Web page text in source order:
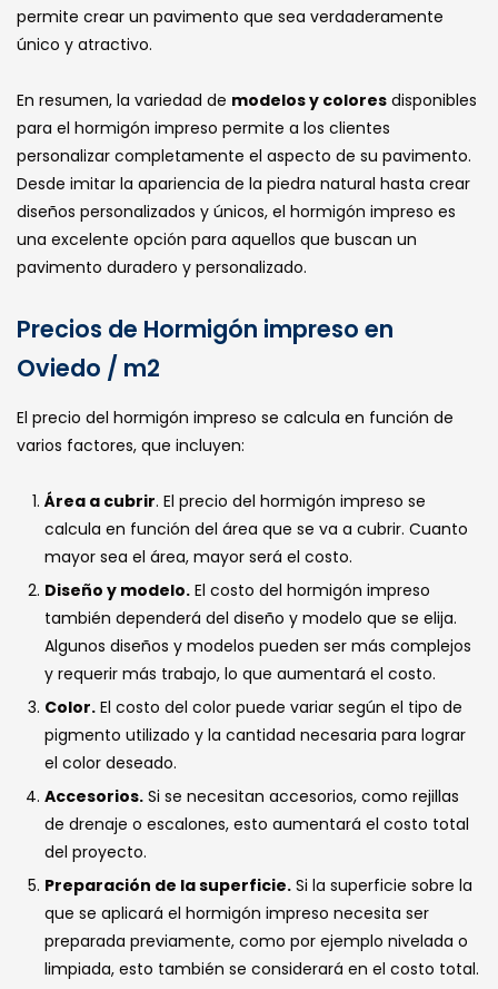
permite crear un pavimento que sea verdaderamente
único y atractivo.
En resumen, la variedad de modelos y colores disponibles
para el hormigón impreso permite a los clientes
personalizar completamente el aspecto de su pavimento.
Desde imitar la apariencia de la piedra natural hasta crear
diseños personalizados y únicos, el hormigón impreso es
una excelente opción para aquellos que buscan un
pavimento duradero y personalizado.
Precios de Hormigón impreso en
Oviedo / m2
El precio del hormigón impreso se calcula en función de
varios factores, que incluyen:
Área a cubrir. El precio del hormigón impreso se
calcula en función del área que se va a cubrir. Cuanto
mayor sea el área, mayor será el costo.
Diseño y modelo. El costo del hormigón impreso
también dependerá del diseño y modelo que se elija.
Algunos diseños y modelos pueden ser más complejos
y requerir más trabajo, lo que aumentará el costo.
Color. El costo del color puede variar según el tipo de
pigmento utilizado y la cantidad necesaria para lograr
el color deseado.
Accesorios. Si se necesitan accesorios, como rejillas
de drenaje o escalones, esto aumentará el costo total
del proyecto.
Preparación de la superficie. Si la superficie sobre la
que se aplicará el hormigón impreso necesita ser
preparada previamente, como por ejemplo nivelada o
limpiada, esto también se considerará en el costo total.